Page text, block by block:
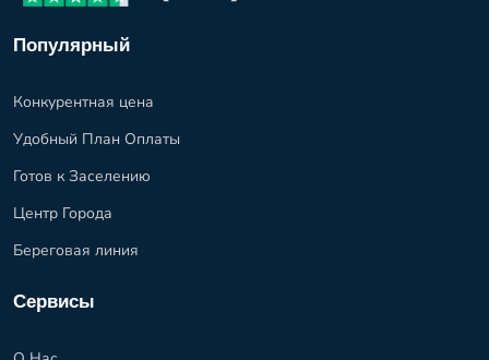
Популярный
Конкурентная цена
Удобный План Оплаты
Готов к Заселению
Центр Города
Береговая линия
Сервисы